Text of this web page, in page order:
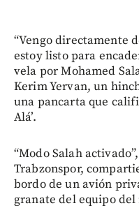
“Vengo directamente
estoy listo para
vela por Mohamed
Kerim Yervan, un
una pancarta que
Alá’.
“Modo Salah
Trabzonspor,
bordo de un avión
granate del equipo